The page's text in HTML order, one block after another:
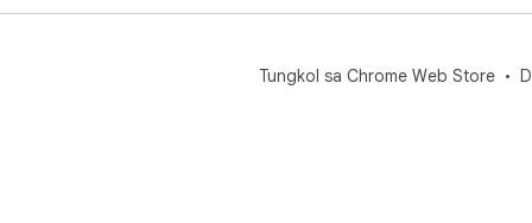
Tungkol sa Chrome Web Store